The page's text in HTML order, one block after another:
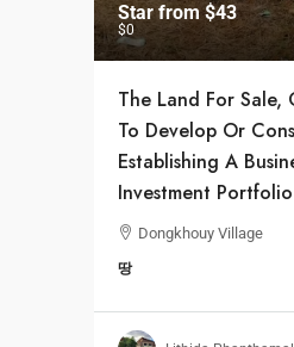
Star from$43
$0
The Land For
To Develop Or
Establishing A
Investment Portfolio
Dongkhouy Village
땅